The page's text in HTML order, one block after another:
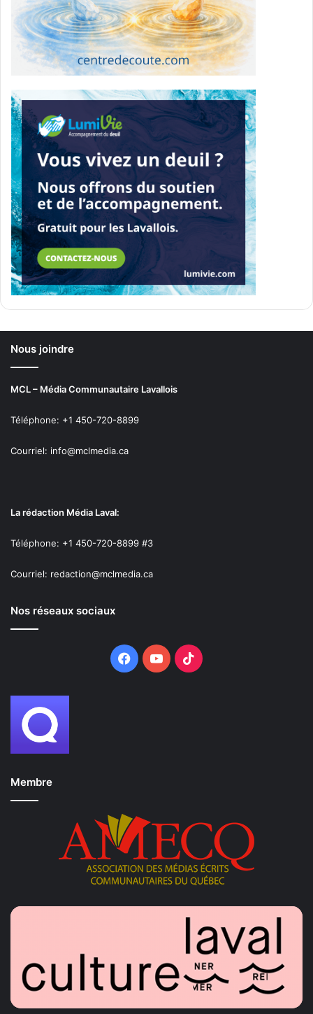
Nous joindre
MCL – Média Communautaire Lavallois
Téléphone: +1 450-720-8899
Courriel: info@mclmedia.ca
La rédaction Média Laval:
Téléphone: +1 450-720-8899 #3
Courriel: redaction@mclmedia.ca
Nos réseaux sociaux
FacebookYouTubeTikTok
Membre